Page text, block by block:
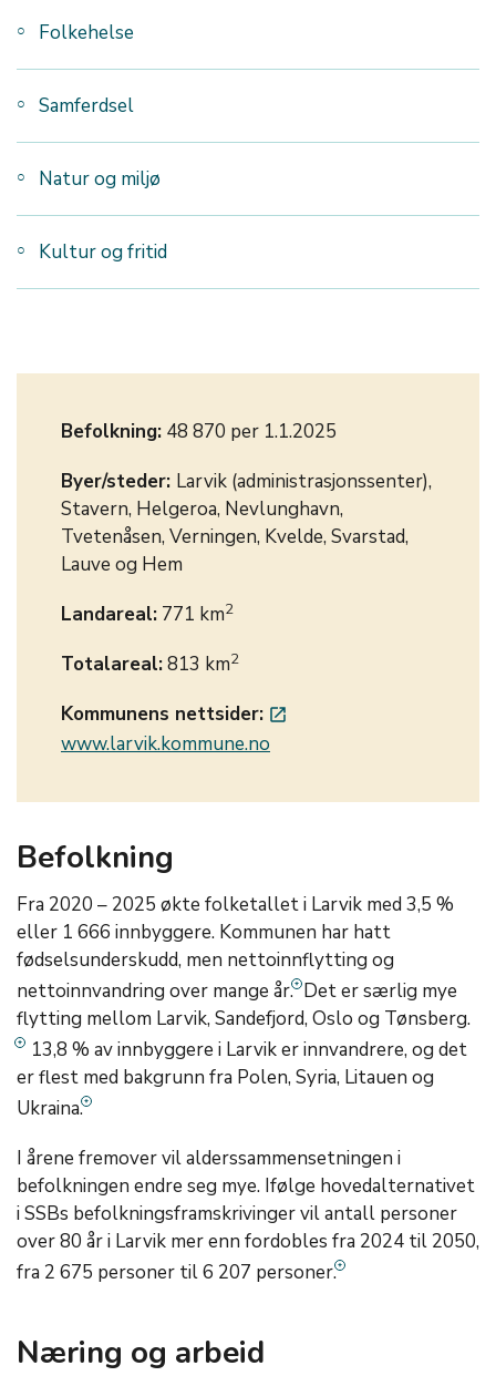
Folkehelse
Samferdsel
Natur og miljø
Kultur og fritid
Befolkning: 48 870 per 1.1.2025
Byer/steder: Larvik (administrasjonssenter),
Stavern, Helgeroa, Nevlunghavn,
Tvetenåsen, Verningen, Kvelde, Svarstad,
Lauve og Hem
Landareal: 771 km2
Totalareal:813 km2
Kommunens nettsider: launch
www.larvik.kommune.no
Befolkning
Fra 2020 – 2025 økte folketallet i Larvik med 3,5 %
eller 1 666 innbyggere. Kommunen har hatt
fødselsunderskudd, men nettoinnflytting og
nettoinnvandring over mange år. Det er særlig mye
flytting mellom Larvik, Sandefjord, Oslo og Tønsberg.
13,8 % av innbyggere i Larvik er innvandrere, og det
er flest med bakgrunn fra Polen, Syria, Litauen og
Ukraina.
I årene fremover vil alderssammensetningen i
befolkningen endre seg mye. Ifølge hovedalternativet
i SSBs befolkningsframskrivinger vil antall personer
over 80 år i Larvik mer enn fordobles fra 2024 til 2050,
fra 2 675 personer til 6 207 personer.
Næring og arbeid